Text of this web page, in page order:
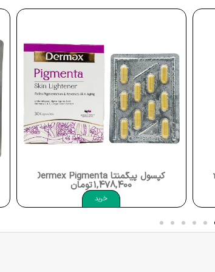
قرص پرفکتیل پلاتینیوم ویتابیوتیکس Vitabiotics Perfectil Platinum
خرید